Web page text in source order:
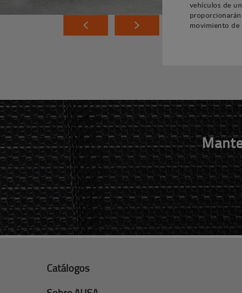
vehículos de
movimiento de
Catálogos